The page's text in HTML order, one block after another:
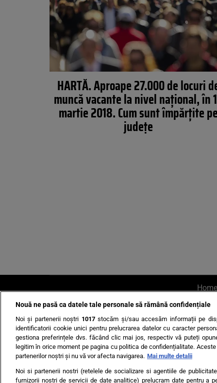
HARTĂ. Aproape 27.000 de locuri
muncă vacante la nivel național, în
martie 2018. Cum sunt împărțite pe
județe
Home
AI UN PONT? Scrie-ne
Ultimele
Nouă ne pasă ca datele tale personale să rămână confidențiale
Noi și partenerii noștri 1017stocăm și/sau accesăm informații pe
identificatorii cookie unici pentru prelucrarea datelor cu caracter
gestiona preferințele dvs. făcând clic mai jos, respectiv vă puteți
legitim în orice moment pe pagina cu politica de confidențialitate.
partenerilor noștri și nu vă vor afecta navigarea. Mai multe detalii
Noi si partenerii nostri (retelele de socializare si agentiile de
furnizorii nostri de servicii de date analitice) prelucram date pentru a